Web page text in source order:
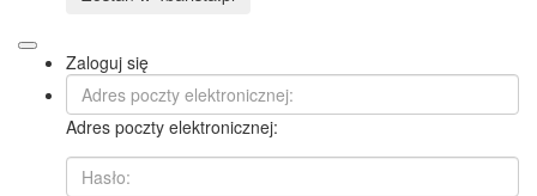
Zaloguj się
Adres poczty elektronicznej: